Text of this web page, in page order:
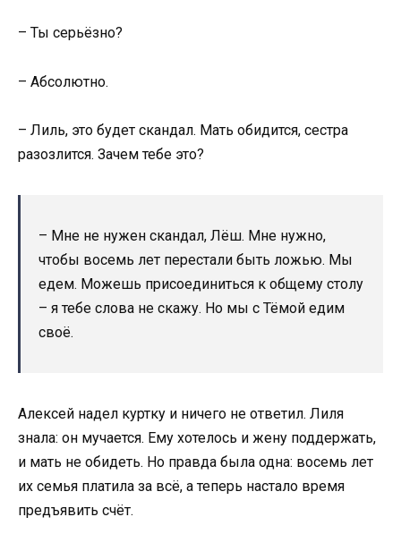
– Ты серьёзно?
– Абсолютно.
– Лиль, это будет скандал. Мать обидится, сестра
разозлится. Зачем тебе это?
– Мне не нужен скандал, Лёш. Мне нужно,
чтобы восемь лет перестали быть ложью. Мы
едем. Можешь присоединиться к общему столу
– я тебе слова не скажу. Но мы с Тёмой едим
своё.
Алексей надел куртку и ничего не ответил. Лиля
знала: он мучается. Ему хотелось и жену поддержать,
и мать не обидеть. Но правда была одна: восемь лет
их семья платила за всё, а теперь настало время
предъявить счёт.